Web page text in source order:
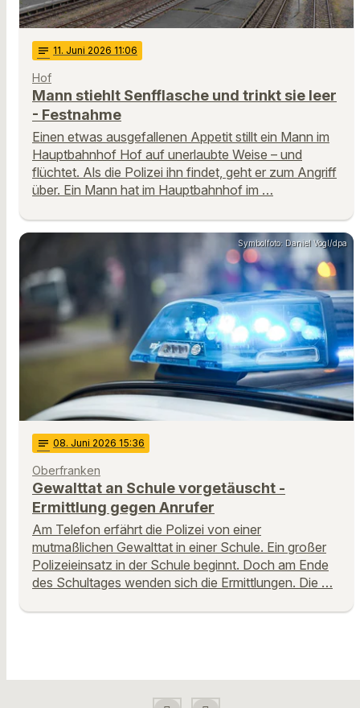
notes 11. Juni 2026 11:06
Hof
Mann stiehlt Senfflasche und trinkt sie leer
- Festnahme
Einen etwas ausgefallenen Appetit stillt ein Mann im
Hauptbahnhof Hof auf unerlaubte Weise – und
flüchtet. Als die Polizei ihn findet, geht er zum Angriff
über. Ein Mann hat im Hauptbahnhof im …
Symbolfoto: Daniel Vogl/dpa
notes 08. Juni 2026 15:36
Oberfranken
Gewalttat an Schule vorgetäuscht -
Ermittlung gegen Anrufer
Am Telefon erfährt die Polizei von einer
mutmaßlichen Gewalttat in einer Schule. Ein großer
Polizeieinsatz in der Schule beginnt. Doch am Ende
des Schultages wenden sich die Ermittlungen. Die …